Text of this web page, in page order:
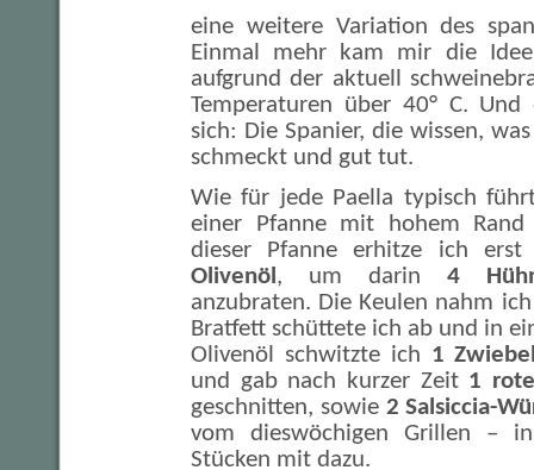
eine weitere Variation des
Einmal mehr kam mir die
aufgrund der aktuell
Temperaturen über 40° C.
sich: Die Spanier, die wissen,
schmeckt und gut tut.
Wie für jede Paella typisch
einer Pfanne mit hohem
dieser Pfanne erhitze ich erst
Olivenöl , um darin 4
anzubraten. Die Keulen nahm
Bratfett schüttete ich ab und in
Olivenöl schwitzte ich 1
und gab nach kurzer Zeit 1
geschnitten, sowie 2 Salsiccia-
vom dieswöchigen Grillen – in
Stücken mit dazu.